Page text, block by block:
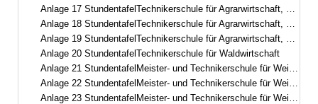
Anlage 17 StundentafelTechnikerschule für Agrarwirtschaft, Fachrichtung Landwirtschaft
Anlage 18 StundentafelTechnikerschule für Agrarwirtschaft, Fachrichtung Milchwirtschaft und Molkereiwesen
Anlage 19 StundentafelTechnikerschule für Agrarwirtschaft, Fachrichtung Ernährungs- und Versorgungsmanagement
Anlage 20 StundentafelTechnikerschule für Waldwirtschaft
Anlage 21 StundentafelMeister- und Technikerschule für Weinbau und Gartenbau, Fachrichtung Gartenbau Schwerpunkt Zierpflanzenbau und Baumschule
Anlage 22 StundentafelMeister- und Technikerschule für Weinbau und Gartenbau, Fachrichtung Garten- und Landschaftsbau
Anlage 23 StundentafelMeister- und Technikerschule für Weinbau und Gartenbau, Fachrichtung Weinbau und Oenologie